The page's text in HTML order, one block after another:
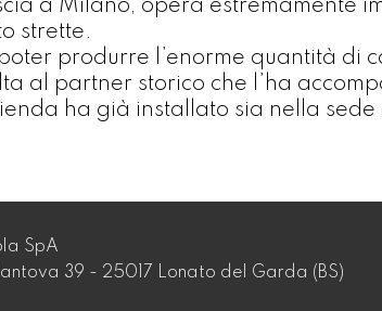
a Milano, opera estremamente
strette.
produrre l’enorme quantità di
al partner storico che l’ha
ha già installato sia nella
SpA
39 - 25017 Lonato del Garda (BS)